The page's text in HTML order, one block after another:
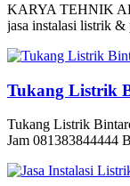
KARYA TEHNIK
jasa instalasi listrik &
Tukang Listrik
Tukang Listrik
Jam 081383844444